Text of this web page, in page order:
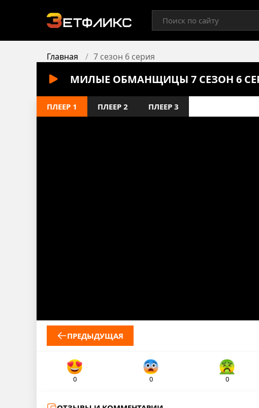
Главная 7 сезон 6 серия
МИЛЫЕ ОБМАНЩИЦЫ 7 СЕЗОН 6
ПЛЕЕР 1 ПЛЕЕР 2 ПЛЕЕР 3
ПРЕДЫДУЩАЯ
0 0 0